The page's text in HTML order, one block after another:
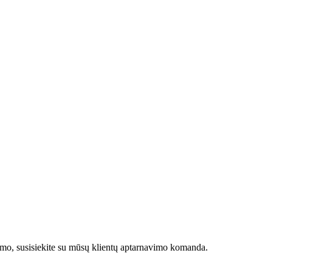
susisiekite su mūsų klientų aptarnavimo komanda.